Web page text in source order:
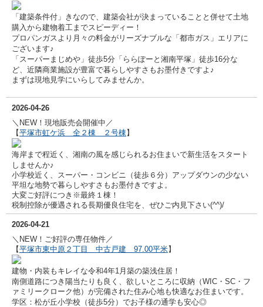
「建築条件付」きなので、建築会社が決まっていることと併せて土地
購入から建物着工までスピーディー！
プロパンガスより月々の料金がリーズナブルな「都市ガス」エリアに
ございます♪
「スーパーまじめや」徒歩5分「ららぽーと湘南平塚」徒歩16分な
ど、近隣商業施設が豊富で暮らしやすさもお墨付きですよ♪
まずは現地見学にいらしてみませんか。
2026-04-26
＼NEW！現地販売会開催中／
【平塚市虹ケ浜 全２棟 ２号棟】
海岸まで程近く、湘南の風を感じられるお住まいで新生活をスタート
しませんか♪
小学校近く、スーパー・コンビニ（徒歩６分）アップダウンの少ない
平坦な地勢で暮らしやすさもお墨付きですよ。
大変ご好評につき※最終１棟！
税制控除が優遇される長期優良住宅を、ぜひご内見下さい(^^)/
2026-04-21
＼NEW！ご好評の専任物件／
【平塚市東中原２丁目 中古戸建 97.00平米】
建物・内装もキレイな令和4年1月築の築浅住居！
南側道路につき陽当たりも良く、 欲しいところに収納（WIC・SC・フ
ァミリークローク他）が完備された住み心地も快適なお住まいです。
学区：松が丘小学校（徒歩5分）でお子様の通学も安心◎